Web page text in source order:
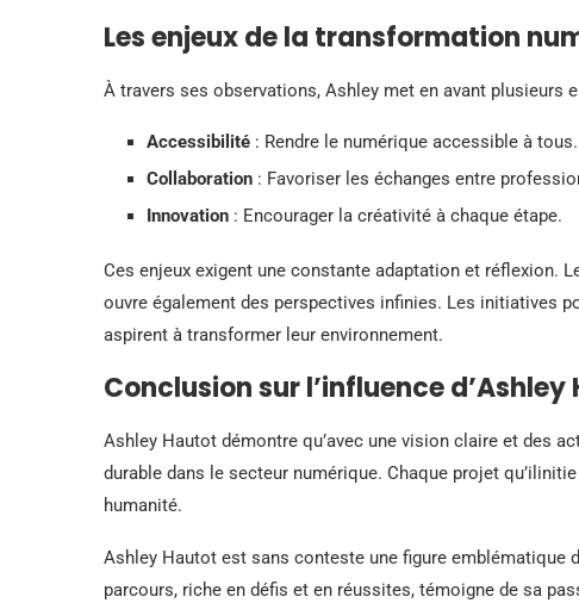
Les enjeux de la transformation
À travers ses observations, Ashley met en avant plusieurs
Accessibilité : Rendre le numérique accessible à tous.
Collaboration : Favoriser les échanges entre
Innovation : Encourager la créativité à chaque étape.
Ces enjeux exigent une constante adaptation et réflexion.
ouvre également des perspectives infinies. Les initiatives
aspirent à transformer leur environnement.
Conclusion sur l’influence
Ashley Hautot démontre qu’avec une vision claire et des
durable dans le secteur numérique. Chaque projet
humanité.
Ashley Hautot est sans conteste une figure emblématique
parcours, riche en défis et en réussites, témoigne de sa